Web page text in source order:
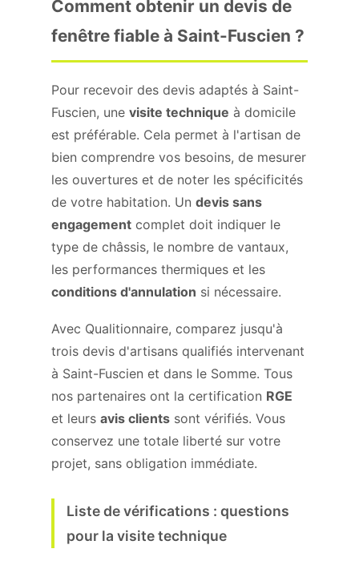
Comment obtenir un devis de
fenêtre fiable à Saint-Fuscien ?
Pour recevoir des devis adaptés à Saint-
Fuscien, une visite technique à domicile
est préférable. Cela permet à l'artisan de
bien comprendre vos besoins, de mesurer
les ouvertures et de noter les spécificités
de votre habitation. Un devis sans
engagement complet doit indiquer le
type de châssis, le nombre de vantaux,
les performances thermiques et les
conditions d'annulation si nécessaire.
Avec Qualitionnaire, comparez jusqu'à
trois devis d'artisans qualifiés intervenant
à Saint-Fuscien et dans le Somme. Tous
nos partenaires ont la certification RGE
et leurs avis clients sont vérifiés. Vous
conservez une totale liberté sur votre
projet, sans obligation immédiate.
Liste de vérifications : questions
pour la visite technique